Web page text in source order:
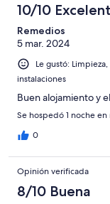
10/10
Remedios
5 mar. 2024
Le gustó:
instalaciones
Buen alojamiento y
Se hospedó 1 noche
0
Opinión verificada
8/10 Buena